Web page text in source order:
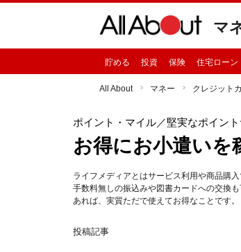
マ
貯める 投資 保険 住宅ローン
All About マネー クレジット
ポイント・マイル／堅実なポイン
お得にお小遣いを
ライフメディアとはサービス利用や商品購
手数料無しの振込みや図書カードへの交換
あれば、実質ただで使えてお得なことです。
投稿記事